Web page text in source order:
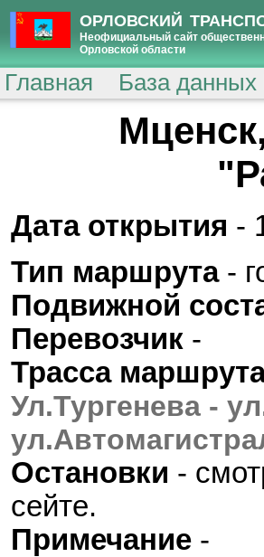
ОРЛОВСКИЙ
Неофициальный сайт
Орловской области
Главная База
Дата открытия -
Тип маршрута-
Подвижной
Перевозчик -
Трасса
Ул.Тургенева -
Остановки -
сейте.
Примечание -